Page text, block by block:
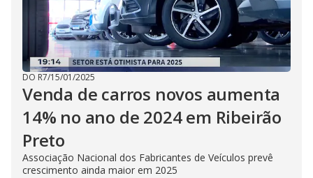
DO R7/15/01/2025
Venda de carros novos aumenta
14% no ano de 2024 em Ribeirão
Preto
Associação Nacional dos Fabricantes de Veículos prevê
crescimento ainda maior em 2025